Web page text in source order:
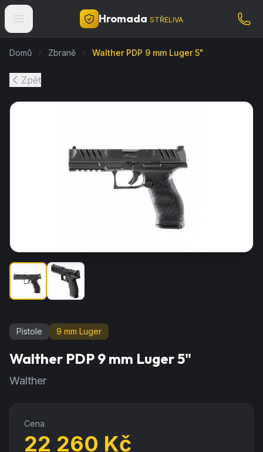
Hromada STŘELIVA
Domů Zbraně Walther PDP 9 mm Luger 5"
Zpět
Pistole 9 mm Luger
Walther PDP 9 mm Luger 5"
Walther
Cena
22 260 Kč